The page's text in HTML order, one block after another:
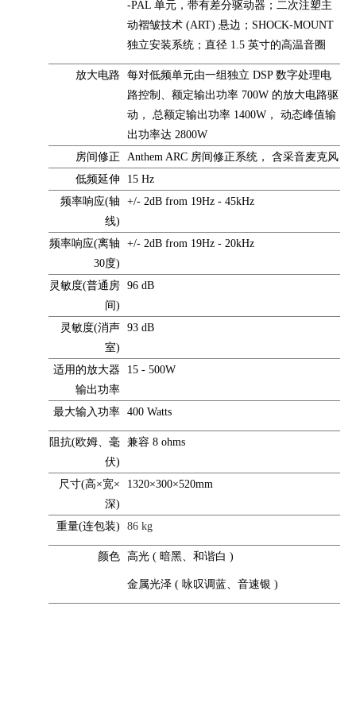
-PAL 单元，带有差分驱动器；二次注塑主
动褶皱技术 (ART) 悬边；SHOCK-MOUNT
独立安装系统；直径 1.5 英寸的高温音圈
放大电路
每对低频单元由一组独立 DSP 数字处理电
路控制、额定输出功率 700W 的放大电路驱
动， 总额定输出功率 1400W， 动态峰值输
出功率达 2800W
房间修正
Anthem ARC 房间修正系统， 含采音麦克风
低频延伸
15 Hz
频率响应(轴
线)
+/- 2dB from 19Hz - 45kHz
频率响应(离轴
30度)
+/- 2dB from 19Hz - 20kHz
灵敏度(普通房
间)
96 dB
灵敏度(消声
室)
93 dB
适用的放大器
输出功率
15 - 500W
最大输入功率 400 Watts
阻抗(欧姆、毫
伏)
兼容 8 ohms
尺寸(高×宽×
深)
1320×300×520mm
重量(连包装) 86 kg
颜色 高光 ( 暗黑、和谐白 )
金属光泽 ( 咏叹调蓝、音速银 )